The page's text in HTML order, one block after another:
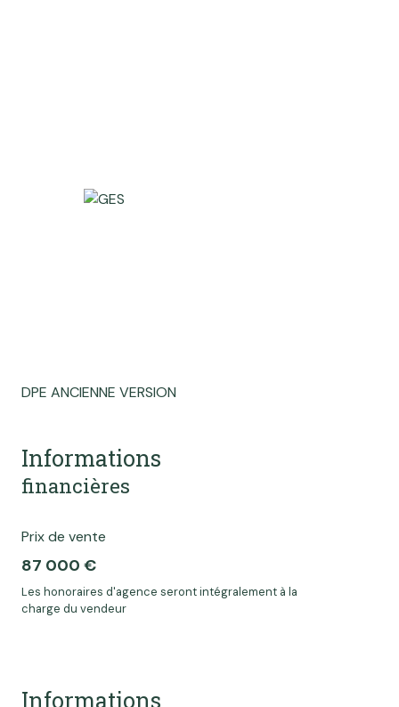
DPE ANCIENNE VERSION
Informations
financières
Prix de vente
87 000 €
Les honoraires d'agence seront intégralement à la
charge du vendeur
Informations